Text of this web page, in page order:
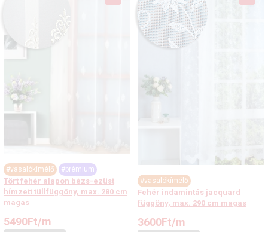
#vasalókímélő #prémium
Tört fehér alapon bézs-ezüst
hímzett tüllfüggöny, max. 280 cm
magas
5490Ft/m
#vasalókímélő
Fehér indamintás jacquard
függöny, max. 290 cm magas
3600Ft/m